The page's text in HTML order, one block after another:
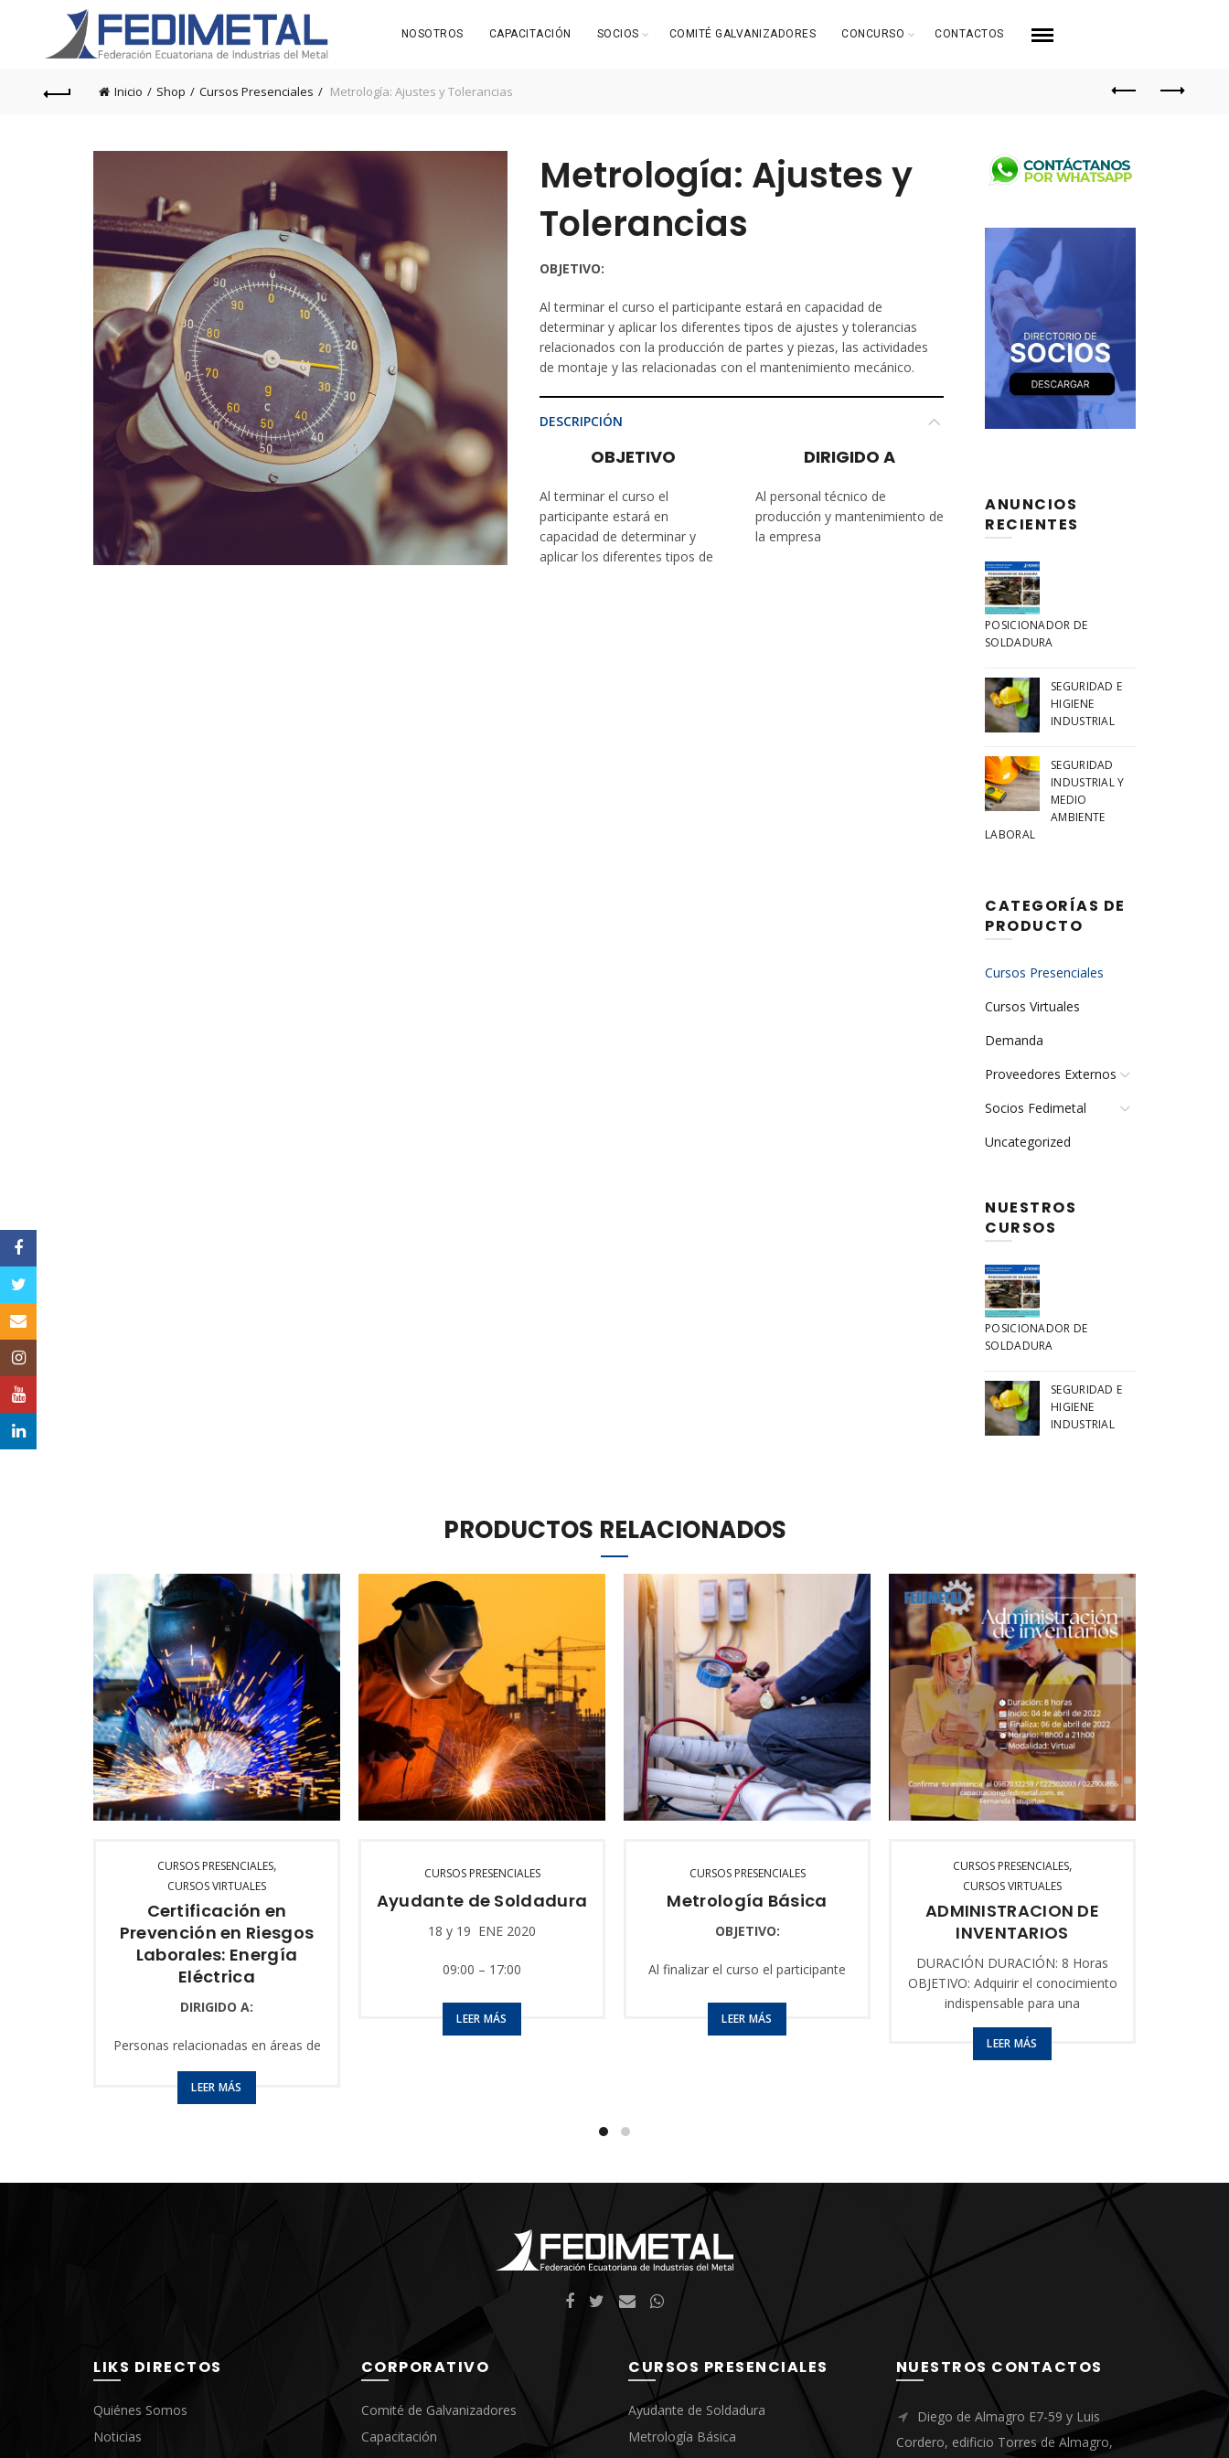
NOSOTROS CAPACITACIÓN SOCIOS COMITÉ GALVANIZADORES CONCURSO CONTACTOS
Inicio Shop Cursos Presenciales Metrología: Ajustes y Tolerancias
Metrología: Ajustes y
Tolerancias
OBJETIVO:
Al terminar el curso el participante estará en capacidad de
determinar y aplicar los diferentes tipos de ajustes y tolerancias
relacionados con la producción de partes y piezas, las actividades
de montaje y las relacionadas con el mantenimiento mecánico.
DESCRIPCIÓN
OBJETIVO
Al terminar el curso el
participante estará en
capacidad de determinar y
aplicar los diferentes tipos de
DIRIGIDO A
Al personal técnico de
producción y mantenimiento de
la empresa
ANUNCIOS
RECIENTES
POSICIONADOR DE
SOLDADURA
SEGURIDAD E
HIGIENE
INDUSTRIAL
SEGURIDAD
INDUSTRIAL Y
MEDIO
AMBIENTE
LABORAL
CATEGORÍAS DE
PRODUCTO
Cursos Presenciales
Cursos Virtuales
Demanda
Proveedores Externos
Socios Fedimetal
Uncategorized
NUESTROS
CURSOS
POSICIONADOR DE
SOLDADURA
SEGURIDAD E
HIGIENE
INDUSTRIAL
PRODUCTOS RELACIONADOS
CURSOS PRESENCIALES,
CURSOS VIRTUALES
Certificación en
Prevención en Riesgos
Laborales: Energía
Eléctrica
DIRIGIDO A:
Personas relacionadas en áreas de
LEER MÁS
CURSOS PRESENCIALES
Ayudante de Soldadura
18 y 19 ENE 2020
09:00 – 17:00
OBJETIVO:
Transporte y almacenamiento de
electrodos, gases y maquinaria.
Preparación de máquinas de
soldadura.
Preparación de biseles y juntas de
LEER MÁS
CURSOS PRESENCIALES
Metrología Básica
OBJETIVO:
Al finalizar el curso el participante
forma correcta los instrumentos de
LEER MÁS
CURSOS PRESENCIALES,
CURSOS VIRTUALES
ADMINISTRACION DE
INVENTARIOS
DURACIÓN DURACIÓN: 8 Horas
OBJETIVO: Adquirir el conocimiento
indispensable para una
administración profesional de
inventarios de acuerdo con su
problemática
LEER MÁS
LIKS DIRECTOS
Quiénes Somos
Noticias
CORPORATIVO
Comité de Galvanizadores
Capacitación
CURSOS PRESENCIALES
Ayudante de Soldadura
Metrología Básica
NUESTROS CONTACTOS
Diego de Almagro E7-59 y Luis
Cordero, edificio Torres de Almagro,